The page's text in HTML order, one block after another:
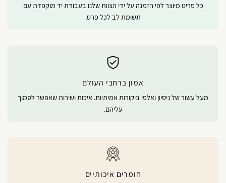
כל פריט מיוצר לפי הזמנה על ידי הצוות שלנו בעבודת יד מוקפדת עם
תשומת לב לכל פרט.
אמון ברחבי העולם
מעל עשור של ניסיון ואלפי ביקורות אמיתיות. איכות ושירות שאפשר לסמוך
עליהם.
חומרים איכותיים